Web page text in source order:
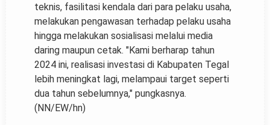
teknis, fasilitasi kendala dari para pelaku usaha,
melakukan pengawasan terhadap pelaku usaha
hingga melakukan sosialisasi melalui media
daring maupun cetak. "Kami berharap tahun
2024 ini, realisasi investasi di Kabupaten Tegal
lebih meningkat lagi, melampaui target seperti
dua tahun sebelumnya," pungkasnya.
(NN/EW/hn)